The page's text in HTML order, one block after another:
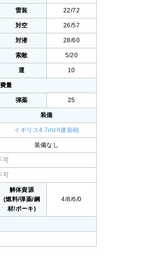
雷装 22/72
対空 26/57
対潜 28/60
索敵 5/20
運 10
量
弾薬 25
装備
イギリス4.7inch連装砲
装備なし
可
可
解体資源
(燃料/弾薬/鋼
材/ボーキ)
4/8/6/0